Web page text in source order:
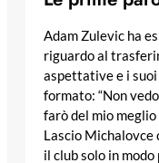
Adam Zulevic ha
riguardo al
aspettative e i
formato: “Non
farò del mio
Lascio Michalovce
il club solo in